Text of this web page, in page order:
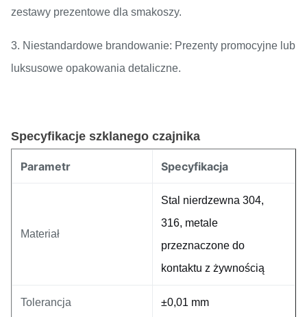
zestawy prezentowe dla smakoszy.
3. Niestandardowe brandowanie: Prezenty promocyjne lub
luksusowe opakowania detaliczne.
Specyfikacje szklanego czajnika
Parametr Specyfikacja
Materiał
Stal nierdzewna 304,
316, metale
przeznaczone do
kontaktu z żywnością
Tolerancja ±0,01 mm